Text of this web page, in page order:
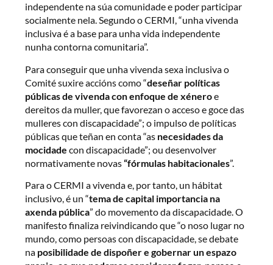
independente na súa comunidade e poder participar
socialmente nela. Segundo o CERMI, “unha vivenda
inclusiva é a base para unha vida independente
nunha contorna comunitaria”.
Para conseguir que unha vivenda sexa inclusiva o
Comité suxire accións como “deseñar políticas
públicas de vivenda con enfoque de xéneroe
dereitos da muller, que favorezan o acceso e goce das
mulleres con discapacidade”; o impulso de políticas
públicas que teñan en conta “as necesidades da
mocidade con discapacidade”; ou desenvolver
normativamente novas“fórmulas habitacionales”.
Para o CERMI a vivenda e, por tanto, un hábitat
inclusivo, é un “tema de capital importancia na
axenda pública” do movemento da discapacidade. O
manifesto finaliza reivindicando que “o noso lugar no
mundo, como persoas con discapacidade, se debate
na posibilidade de dispoñer e gobernar un espazo